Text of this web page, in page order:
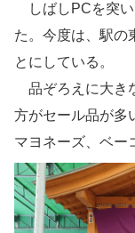
しばしPCを突い
た。今度は、駅の
とにしている。
品ぞろえに大き
方がセール品が多
マヨネーズ、ベー